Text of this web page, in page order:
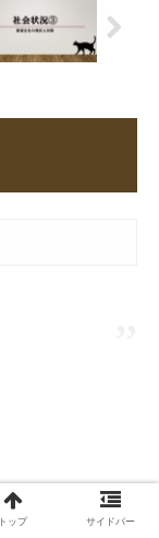
トップ サイドバー